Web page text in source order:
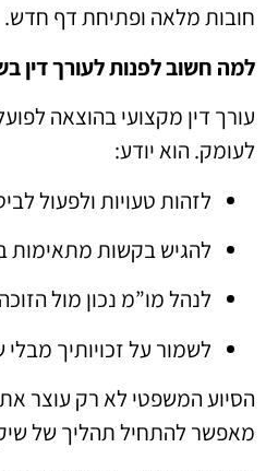
חובות מלאה ופתיחת דף חדש.
למה חשוב לפנות לעורך דין
עורך דין מקצועי בהוצאה
לעומק. הוא יודע:
לזהות טעויות ולפעול
להגיש בקשות מתאימות
לנהל מו”מ נכון מול הזוכה
לשמור על זכויותיך
הסיוע המשפטי לא רק עוצר
מאפשר להתחיל תהליך של